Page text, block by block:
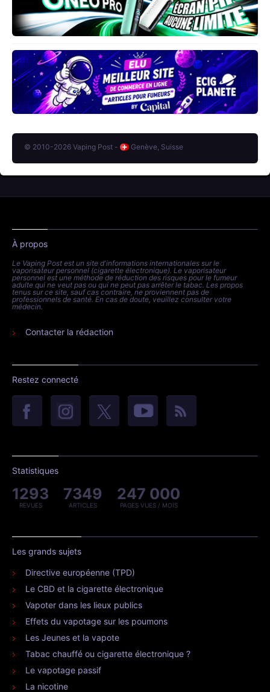
© 2010-2026 Vaping Post - Genève, Suisse
À propos
Le Vaping Post est un site d'informations internationales sur le
vaporisateur personnel (cigarette électronique). Le vaporisateur
personnel est une méthode de réduction des risques pour le fumeur
adulte qui ne veut pas ou qui ne peut pas arrêter le tabac. Les propos
tenus sur ce site, sauf cas contraire, ne proviennent pas de
professionnels de santé. En cas de doute, veuillez consulter votre
médecin.
Contacter la rédaction
Restez connecté
Statistiques
1293
REVUES
7349
ARTICLES
247 000
PAGES VUES / MOIS
Les grands sujets
Directive européenne (TPD)
Le CBD et la cigarette électronique
Vapoter dans les lieux publics
Effets du vapotage sur les poumons
Les Jeunes et la vapote
Tabac chauffé ou cigarette électronique ?
Le vapotage passif
La nicotine